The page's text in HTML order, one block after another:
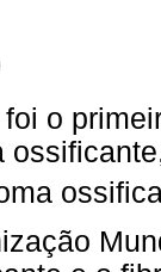
o